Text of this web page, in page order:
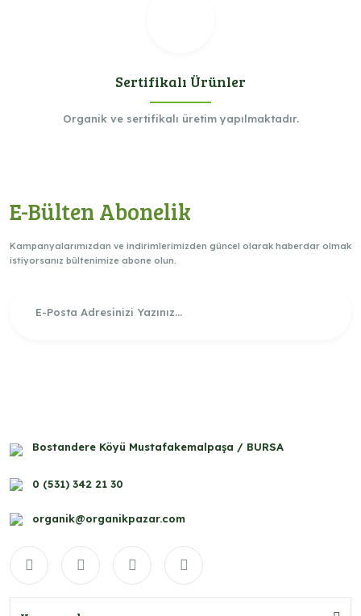
Sertifikalı Ürünler
Organik ve sertifikalı üretim yapılmaktadır.
E-Bülten Abonelik
Kampanyalarımızdan ve indirimlerimizden güncel olarak haberdar olmak
istiyorsanız bültenimize abone olun.
Bostandere Köyü Mustafakemalpaşa / BURSA
0 (531) 342 21 30
organik@organikpazar.com